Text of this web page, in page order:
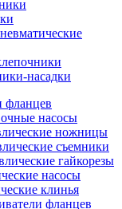
насадки
фланцев
насосы
ножницы
съемники
гайкорезы
насосы
клинья
фланцев